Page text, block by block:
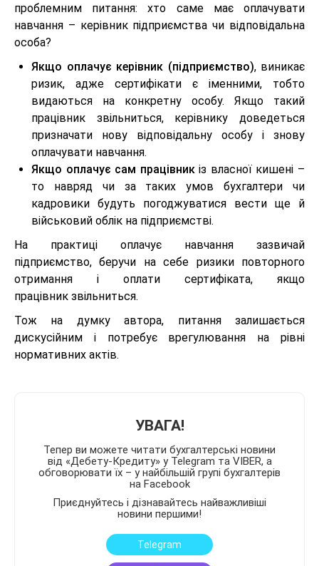
проблемним питання: хто саме має оплачувати
навчання – керівник підприємства чи відповідальна
особа?
Якщо оплачує керівник (підприємство), виникає
ризик, адже сертифікати є іменними, тобто
видаються на конкретну особу. Якщо такий
працівник звільниться, керівнику доведеться
призначати нову відповідальну особу і знову
оплачувати навчання.
Якщо оплачує сам працівникіз власної кишені –
то навряд чи за таких умов бухгалтери чи
кадровики будуть погоджуватися вести ще й
військовий облік на підприємстві.
На практиці оплачує навчання зазвичай
підприємство, беручи на себе ризики повторного
отримання і оплати сертифіката, якщо
працівник звільниться.
Тож на думку автора, питання залишається
дискусійним і потребує врегулювання на рівні
нормативних актів.
УВАГА!
Тепер ви можете читати бухгалтерські новини
від «Дебету-Кредиту» у Telegram та VIBER, а
обговорювати їх – у найбільшій групі бухгалтерів
на Facebook
Приєднуйтесь і дізнавайтесь найважливіші
новини першими!
Telegram